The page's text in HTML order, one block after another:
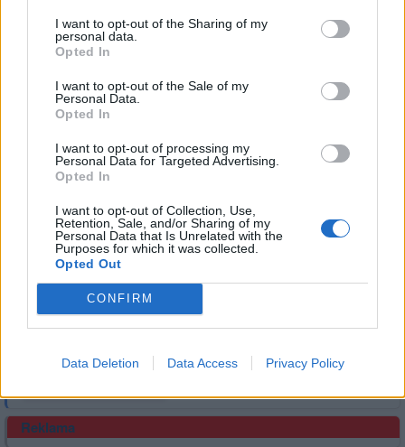
I want to opt-out of the Sharing of my
personal data.
Opted In
I want to opt-out of the Sale of my
Personal Data.
Opted In
I want to opt-out of processing my
Personal Data for Targeted Advertising.
Opted In
I want to opt-out of Collection, Use,
Retention, Sale, and/or Sharing of my
Personal Data that Is Unrelated with the
Purposes for which it was collected.
Opted Out
CONFIRM
Data Deletion Data Access Privacy Policy
Reakce na příspěvek#51
prosím neplést si AC (astrální cestování) s LD (lucidními
Přihlásit se a odpovědět
Smazaný|Předmět: RE: RE: RE: RE: 17.12.20 13:51:34
Reakce na příspěvek
záleží na tom, co chceš s kým kde prožívat:))))
Reklama